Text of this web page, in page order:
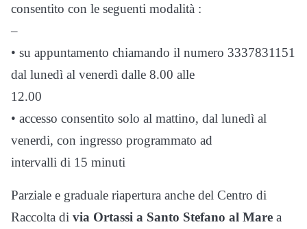
consentito con le seguenti modalità :
–
• su appuntamento chiamando il numero 3337831151
dal lunedì al venerdì dalle 8.00 alle
12.00
• accesso consentito solo al mattino, dal lunedì al
venerdi, con ingresso programmato ad
intervalli di 15 minuti
Parziale e graduale riapertura anche del Centro di
Raccolta di via Ortassi a Santo Stefano al Mare a